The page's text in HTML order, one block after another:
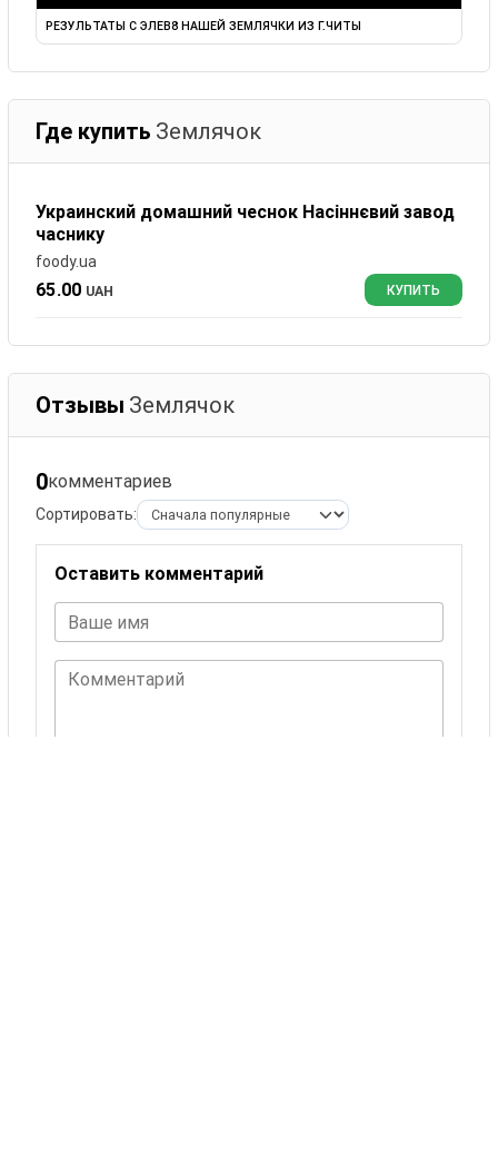
РЕЗУЛЬТАТЫ С ЭЛЕВ8 НАШЕЙ ЗЕМЛЯЧКИ ИЗ Г.ЧИТЫ
Где купить Землячок
Украинский домашний чеснок Насіннєвий завод
часнику
foody.ua
65.00 UAH КУПИТЬ
Отзывы Землячок
0комментариев
Сортировать:
Оставить комментарий
Ваше имя
Комментарий